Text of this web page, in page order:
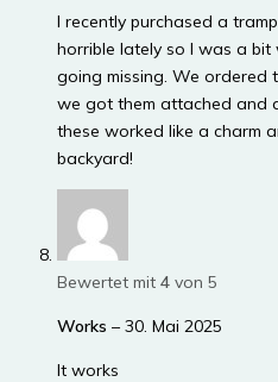
I recently purchased a
horrible lately so I was a
going missing. We ordered
we got them attached and
these worked like a charm
backyard!
Bewertet mit 4 von 5
Works – 30. Mai 2025
It works